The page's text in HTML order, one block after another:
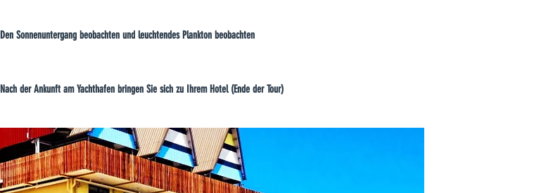
Den Sonnenuntergang beobachten und leuchtendes Plankton beobachten
Nach der Ankunft am Yachthafen bringen Sie sich zu Ihrem Hotel (Ende der Tour)